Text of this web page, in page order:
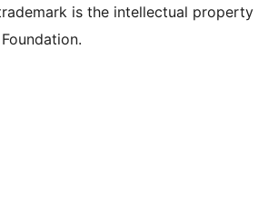
is the intellectual property